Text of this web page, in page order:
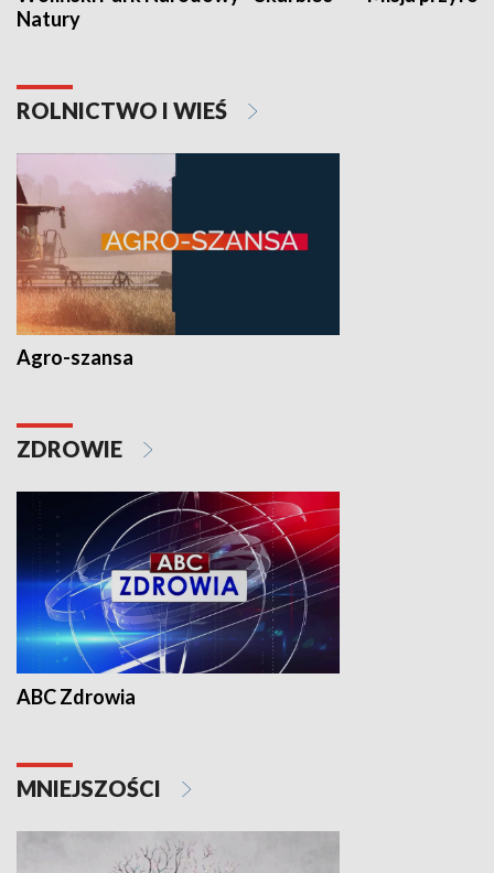
Natury
ROLNICTWO I WIEŚ
Agro-szansa
ZDROWIE
ABC Zdrowia
MNIEJSZOŚCI